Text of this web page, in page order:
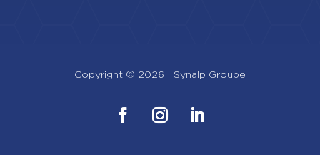
Copyright © 2026 | Synalp Groupe